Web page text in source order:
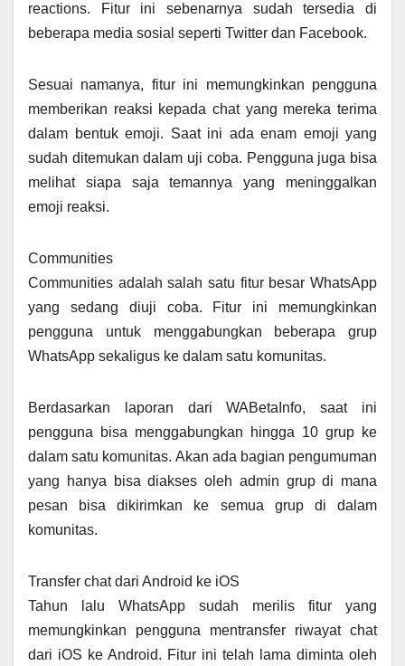
reactions. Fitur ini sebenarnya sudah tersedia di
beberapa media sosial seperti Twitter dan Facebook.
Sesuai namanya, fitur ini memungkinkan pengguna
memberikan reaksi kepada chat yang mereka terima
dalam bentuk emoji. Saat ini ada enam emoji yang
sudah ditemukan dalam uji coba. Pengguna juga bisa
melihat siapa saja temannya yang meninggalkan
emoji reaksi.
Communities
Communities adalah salah satu fitur besar WhatsApp
yang sedang diuji coba. Fitur ini memungkinkan
pengguna untuk menggabungkan beberapa grup
WhatsApp sekaligus ke dalam satu komunitas.
Berdasarkan laporan dari WABetaInfo, saat ini
pengguna bisa menggabungkan hingga 10 grup ke
dalam satu komunitas. Akan ada bagian pengumuman
yang hanya bisa diakses oleh admin grup di mana
pesan bisa dikirimkan ke semua grup di dalam
komunitas.
Transfer chat dari Android ke iOS
Tahun lalu WhatsApp sudah merilis fitur yang
memungkinkan pengguna mentransfer riwayat chat
dari iOS ke Android. Fitur ini telah lama diminta oleh